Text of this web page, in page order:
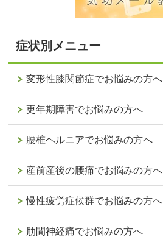
症状別メニュー
変形性膝関節症でお悩みの方へ
更年期障害でお悩みの方へ
腰椎ヘルニアでお悩みの方へ
産前産後の腰痛でお悩みの方へ
慢性疲労症候群でお悩みの方へ
肋間神経痛でお悩みの方へ